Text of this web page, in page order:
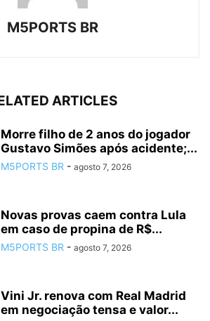
M5PORTS BR
ARTICLES
Morre filho de 2 anos do jogador
Gustavo Simões após acidente;...
M5PORTS BR - agosto 7, 2026
Novas provas caem contra Lula
em caso de propina de R$...
M5PORTS BR - agosto 7, 2026
Vini Jr. renova com Real Madrid
em negociação tensa e valor...